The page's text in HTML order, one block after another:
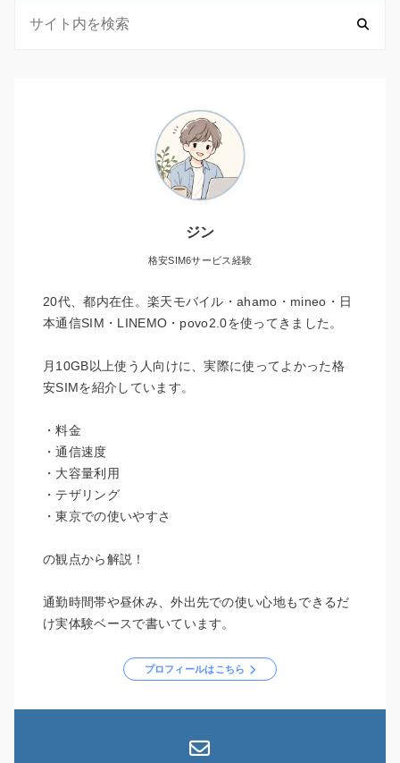
ジン
格安SIM6サービス経験
20代、都内在住。楽天モバイル・ahamo・mineo・日
本通信SIM・LINEMO・povo2.0を使ってきました。
月10GB以上使う人向けに、実際に使ってよかった格
安SIMを紹介しています。
・料金
・通信速度
・大容量利用
・テザリング
・東京での使いやすさ
の観点から解説！
通勤時間帯や昼休み、外出先での使い心地もできるだ
け実体験ベースで書いています。
プロフィールはこちら